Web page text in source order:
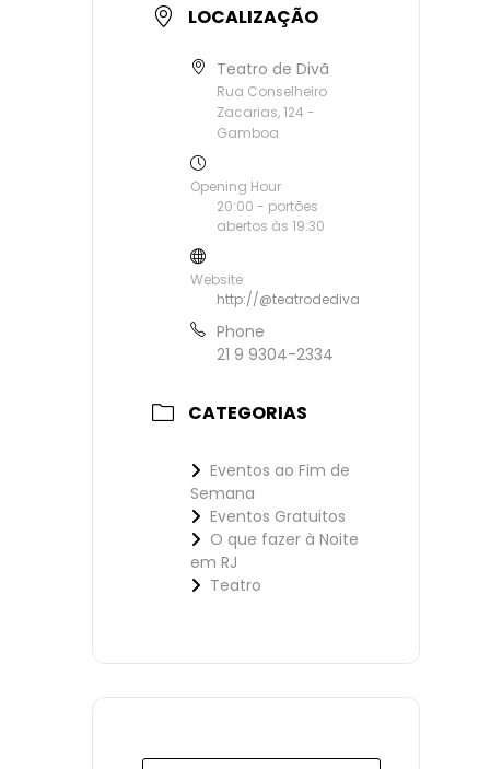
LOCALIZAÇÃO
Teatro de Divã
Rua Conselheiro
Zacarias, 124 -
Gamboa
Opening Hour
20:00 - portões
abertos às 19:30
Website
http://@teatrodediva
Phone
21 9 9304-2334
CATEGORIAS
Eventos ao Fim de
Semana
Eventos Gratuitos
O que fazer à Noite
em RJ
Teatro